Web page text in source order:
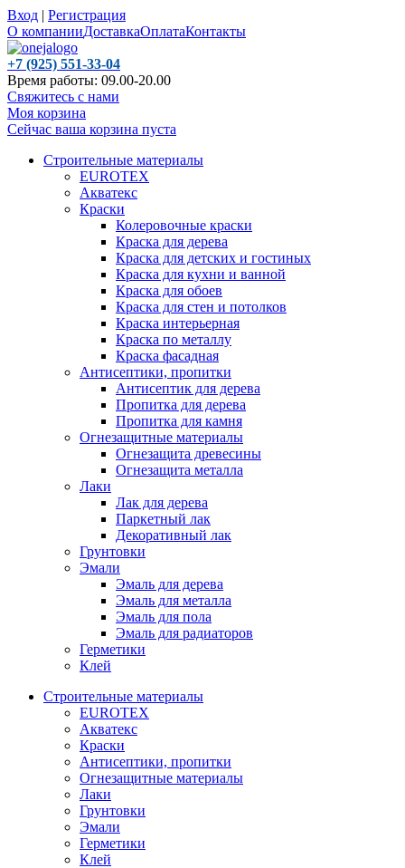
Вход | Регистрация
О компанииДоставкаОплатаКонтакты
+7 (925) 551-33-04
Время работы: 09.00-20.00
Свяжитесь с нами
Моя корзина
Сейчас ваша корзина пуста
Строительные материалы
EUROTEX
Акватекс
Краски
Колеровочные краски
Краска для дерева
Краска для детских и гостиных
Краска для кухни и ванной
Краска для обоев
Краска для стен и потолков
Краска интерьерная
Краска по металлу
Краска фасадная
Антисептики, пропитки
Антисептик для дерева
Пропитка для дерева
Пропитка для камня
Огнезащитные материалы
Огнезащита древесины
Огнезащита металла
Лаки
Лак для дерева
Паркетный лак
Декоративный лак
Грунтовки
Эмали
Эмаль для дерева
Эмаль для металла
Эмаль для пола
Эмаль для радиаторов
Герметики
Клей
Строительные материалы
EUROTEX
Акватекс
Краски
Антисептики, пропитки
Огнезащитные материалы
Лаки
Грунтовки
Эмали
Герметики
Клей